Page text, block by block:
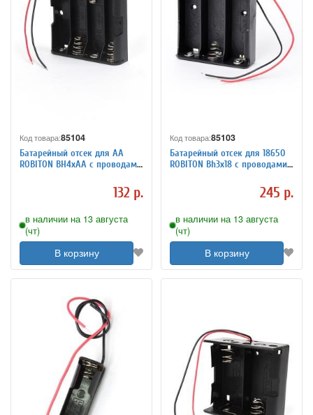
Код товара:85104
Батарейный отсек для АА
ROBITON BH4xAA с проводами
132 р.
в наличии на 13 августа
(чт)
В корзину
Код товара:85103
Батарейный отсек для 18650
ROBITON Bh3x18 с проводами
245 р.
в наличии на 13 августа
(чт)
В корзину